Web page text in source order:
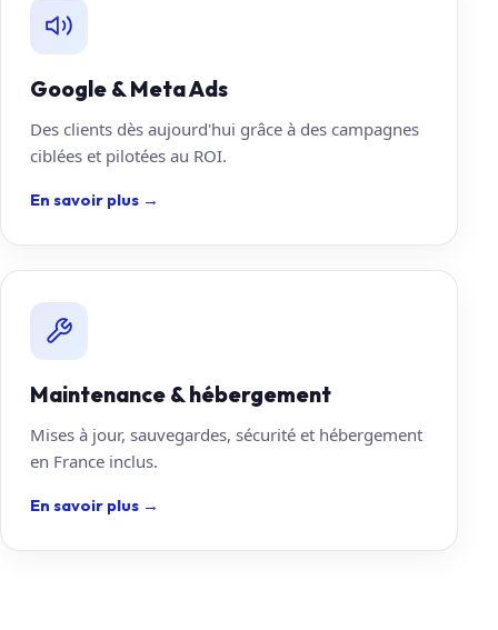
Google & Meta Ads
Des clients dès aujourd'hui grâce à des campagnes
ciblées et pilotées au ROI.
En savoir plus →
Maintenance & hébergement
Mises à jour, sauvegardes, sécurité et hébergement
en France inclus.
En savoir plus →